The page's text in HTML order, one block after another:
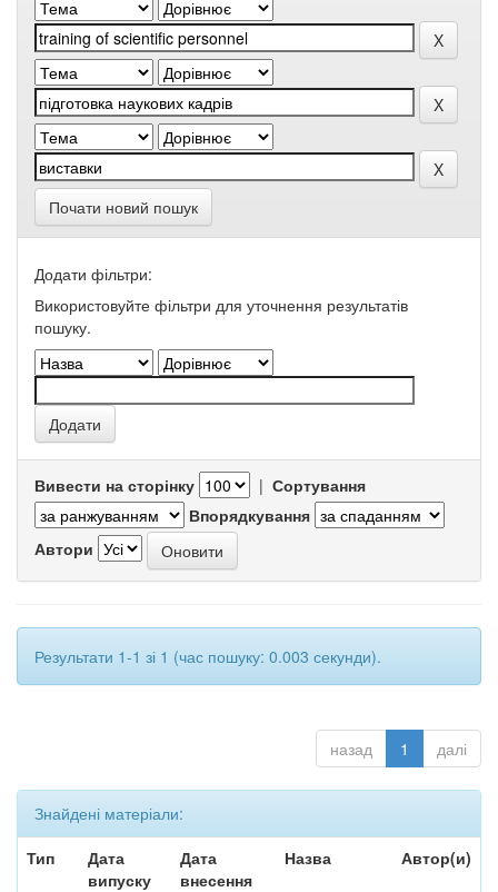
Почати новий пошук
Додати фільтри:
Використовуйте фільтри для уточнення результатів
пошуку.
Вивести на сторінку | Сортування
Впорядкування
Автори
Результати 1-1 зі 1 (час пошуку: 0.003 секунди).
назад 1 далі
Знайдені матеріали:
Тип
Дата
випуску
Дата
внесення
Назва Автор(и)